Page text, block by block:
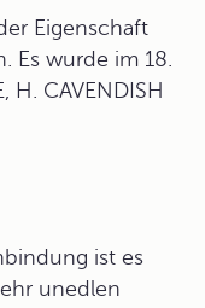
Eigenschaft
Es wurde im 18.
H. CAVENDISH
ist es
unedlen